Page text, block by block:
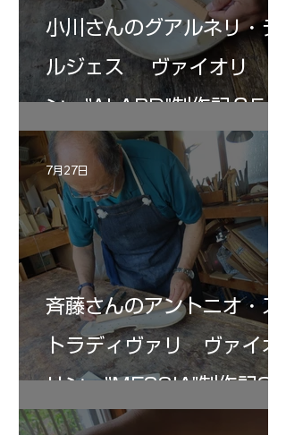
小川さんのグアルネリ・デ
ルジェス ヴァイオリ
ン ”ALARD"制作記３5
斉藤さんのアントニオ・ス
トラディヴァリ ヴァイオ
リン ”MESSIA"制作記33
7月27日